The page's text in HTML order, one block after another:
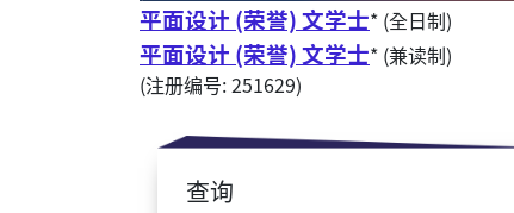
平面设计 (荣誉) 文学士* (全日制)
平面设计 (荣誉) 文学士* (兼读制)
(注册编号: 251629)
查询